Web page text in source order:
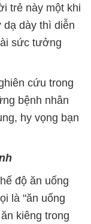
trẻ này một khi
dày thì diễn
sức tưởng
cứu trong
bệnh nhân
hy vọng bạn
độ ăn uống
là "ăn uống
kiêng trong